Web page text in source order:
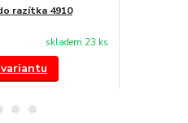
razítka 4910
skladem 23 ks